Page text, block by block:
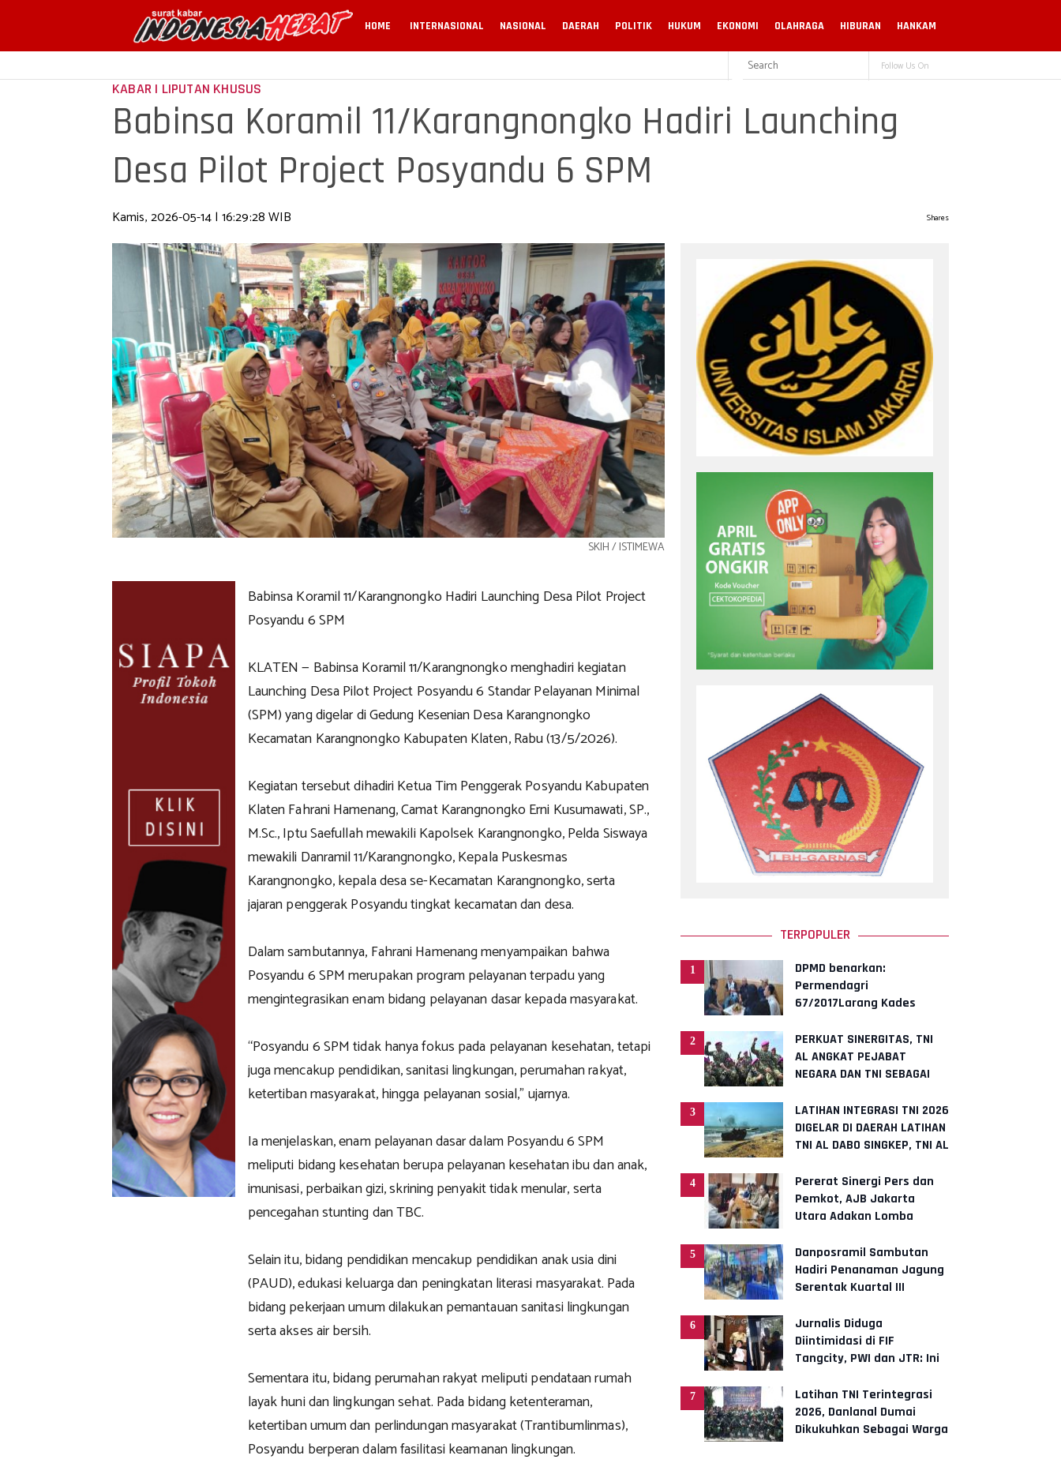
HOME INTERNASIONAL NASIONAL DAERAH POLITIK HUKUM EKONOMI OLAHRAGA HIBURAN HANKAM
Follow Us On
KABAR | LIPUTAN KHUSUS
Babinsa Koramil 11/Karangnongko Hadiri Launching
Desa Pilot Project Posyandu 6 SPM
Kamis, 2026-05-14 | 16:29:28 WIB Shares
SKIH / ISTIMEWA
Babinsa Koramil 11/Karangnongko Hadiri Launching Desa Pilot Project
Posyandu 6 SPM
KLATEN — Babinsa Koramil 11/Karangnongko menghadiri kegiatan
Launching Desa Pilot Project Posyandu 6 Standar Pelayanan Minimal
(SPM) yang digelar di Gedung Kesenian Desa Karangnongko
Kecamatan Karangnongko Kabupaten Klaten, Rabu (13/5/2026).
Kegiatan tersebut dihadiri Ketua Tim Penggerak Posyandu Kabupaten
Klaten Fahrani Hamenang, Camat Karangnongko Erni Kusumawati, SP.,
M.Sc., Iptu Saefullah mewakili Kapolsek Karangnongko, Pelda Siswaya
mewakili Danramil 11/Karangnongko, Kepala Puskesmas
Karangnongko, kepala desa se-Kecamatan Karangnongko, serta
jajaran penggerak Posyandu tingkat kecamatan dan desa.
Dalam sambutannya, Fahrani Hamenang menyampaikan bahwa
Posyandu 6 SPM merupakan program pelayanan terpadu yang
mengintegrasikan enam bidang pelayanan dasar kepada masyarakat.
“Posyandu 6 SPM tidak hanya fokus pada pelayanan kesehatan, tetapi
juga mencakup pendidikan, sanitasi lingkungan, perumahan rakyat,
ketertiban masyarakat, hingga pelayanan sosial,” ujarnya.
Ia menjelaskan, enam pelayanan dasar dalam Posyandu 6 SPM
meliputi bidang kesehatan berupa pelayanan kesehatan ibu dan anak,
imunisasi, perbaikan gizi, skrining penyakit tidak menular, serta
pencegahan stunting dan TBC.
Selain itu, bidang pendidikan mencakup pendidikan anak usia dini
(PAUD), edukasi keluarga dan peningkatan literasi masyarakat. Pada
bidang pekerjaan umum dilakukan pemantauan sanitasi lingkungan
serta akses air bersih.
Sementara itu, bidang perumahan rakyat meliputi pendataan rumah
layak huni dan lingkungan sehat. Pada bidang ketenteraman,
ketertiban umum dan perlindungan masyarakat (Trantibumlinmas),
Posyandu berperan dalam fasilitasi keamanan lingkungan.
TERPOPULER
1
DPMD benarkan:
Permendagri
67/2017Larang Kades
perangkat.
2
PERKUAT SINERGITAS, TNI
AL ANGKAT PEJABAT
NEGARA DAN TNI SEBAGAI
MARINIR
3
LATIHAN INTEGRASI TNI 2026
DIGELAR DI DAERAH LATIHAN
TNI AL DABO SINGKEP, TNI AL
4
Pererat Sinergi Pers dan
Pemkot, AJB Jakarta
Utara Adakan Lomba
5
Danposramil Sambutan
Hadiri Penanaman Jagung
Serentak Kuartal III
Pangan
6
Jurnalis Diduga
Diintimidasi di FIF
Tangcity, PWI dan JTR: Ini
Kebebasan Pers
7
Latihan TNI Terintegrasi
2026, Danlanal Dumai
Dikukuhkan Sebagai Warga